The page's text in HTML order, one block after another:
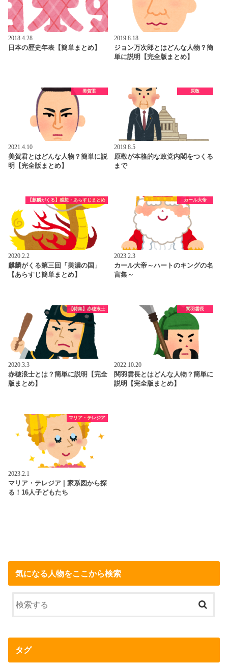
2018.4.28
日本の歴史年表【簡単まとめ】
2019.8.18
ジョン万次郎とはどんな人物？簡
単に説明【完全版まとめ】
美賀君
2021.4.10
美賀君とはどんな人物？簡単に説
明【完全版まとめ】
原敬
2019.8.5
原敬が本格的な政党内閣をつくる
まで
【麒麟がくる】感想・あらすじまとめ
2020.2.2
麒麟がくる第三回「美濃の国」
【あらすじ簡単まとめ】
カール大帝
2023.2.3
カール大帝～ハートのキングの名
言集～
【特集】赤穂浪士
2020.3.3
赤穂浪士とは？簡単に説明【完全
版まとめ】
関羽雲長
2022.10.20
関羽雲長とはどんな人物？簡単に
説明【完全版まとめ】
マリア・テレジア
2023.2.1
マリア・テレジア | 家系図から探
る！16人子どもたち
気になる人物をここから検索
タグ